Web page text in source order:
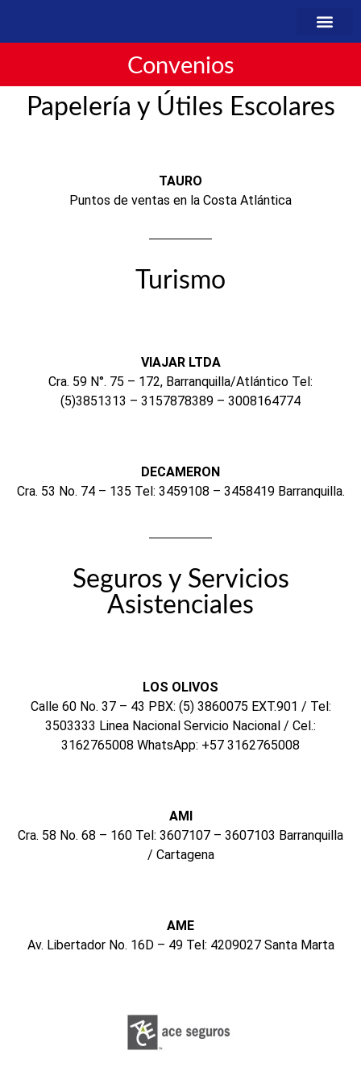
Convenios
Papelería y Útiles Escolares
TAURO
Puntos de ventas en la Costa Atlántica
Turismo
VIAJAR LTDA
Cra. 59 N°. 75 – 172, Barranquilla/Atlántico Tel:
(5)3851313 – 3157878389 – 3008164774
DECAMERON
Cra. 53 No. 74 – 135 Tel: 3459108 – 3458419 Barranquilla.
Seguros y Servicios
Asistenciales
LOS OLIVOS
Calle 60 No. 37 – 43 PBX: (5) 3860075 EXT.901 / Tel:
3503333 Linea Nacional Servicio Nacional / Cel.:
3162765008 WhatsApp: +57 3162765008
AMI
Cra. 58 No. 68 – 160 Tel: 3607107 – 3607103 Barranquilla
/ Cartagena
AME
Av. Libertador No. 16D – 49 Tel: 4209027 Santa Marta